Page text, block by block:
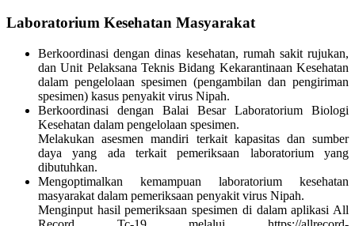
Laboratorium Kesehatan Masyarakat
Berkoordinasi dengan dinas kesehatan, rumah sakit rujukan,
dan Unit Pelaksana Teknis Bidang Kekarantinaan Kesehatan
dalam pengelolaan spesimen (pengambilan dan pengiriman
spesimen) kasus penyakit virus Nipah.
Berkoordinasi dengan Balai Besar Laboratorium Biologi
Kesehatan dalam pengelolaan spesimen.
Melakukan asesmen mandiri terkait kapasitas dan sumber
daya yang ada terkait pemeriksaan laboratorium yang
dibutuhkan.
Mengoptimalkan kemampuan laboratorium kesehatan
masyarakat dalam pemeriksaan penyakit virus Nipah.
Menginput hasil pemeriksaan spesimen di dalam aplikasi All